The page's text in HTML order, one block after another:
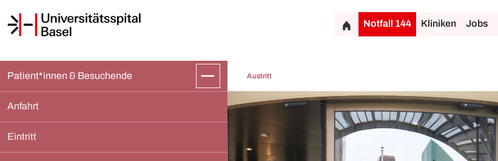
Notfall 144 Kliniken Jobs
Patient*innen & Besuchende
Anfahrt
Eintritt
Austritt